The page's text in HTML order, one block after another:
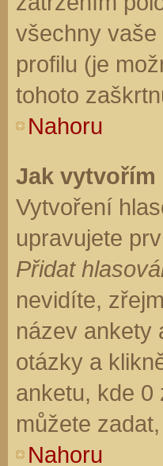
všechny
profilu (je
tohoto
Nahoru
Jak vytvořím
Vytvoření
upravujete
Přidat
nevidíte,
název ankety
otázky a
anketu, kde 0
můžete
Nahoru